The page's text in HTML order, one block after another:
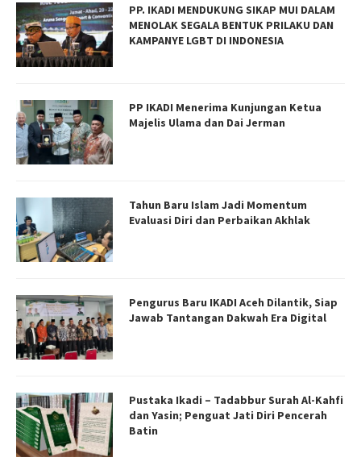
PP. IKADI MENDUKUNG SIKAP MUI DALAM
MENOLAK SEGALA BENTUK PRILAKU DAN
KAMPANYE LGBT DI INDONESIA
PP IKADI Menerima Kunjungan Ketua
Majelis Ulama dan Dai Jerman
Tahun Baru Islam Jadi Momentum
Evaluasi Diri dan Perbaikan Akhlak
Pengurus Baru IKADI Aceh Dilantik, Siap
Jawab Tantangan Dakwah Era Digital
Pustaka Ikadi – Tadabbur Surah Al-Kahfi
dan Yasin; Penguat Jati Diri Pencerah
Batin